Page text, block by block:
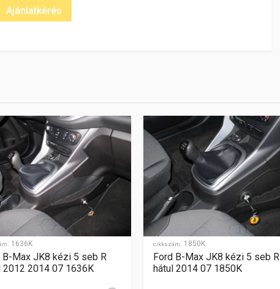
: 1636K
B-Max JK8 kézi 5 seb R
2012 2014 07 1636K
cikkszám: 1850K
Ford B-Max JK8 kézi 5 seb R
hátul 2014 07 1850K